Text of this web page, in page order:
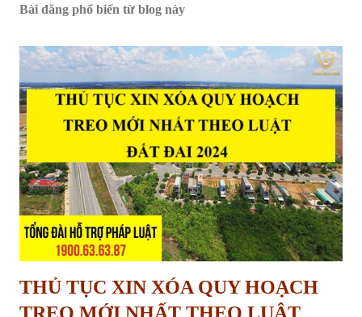
Bài đăng phổ biến từ blog này
THỦ TỤC XIN XÓA QUY HOẠCH